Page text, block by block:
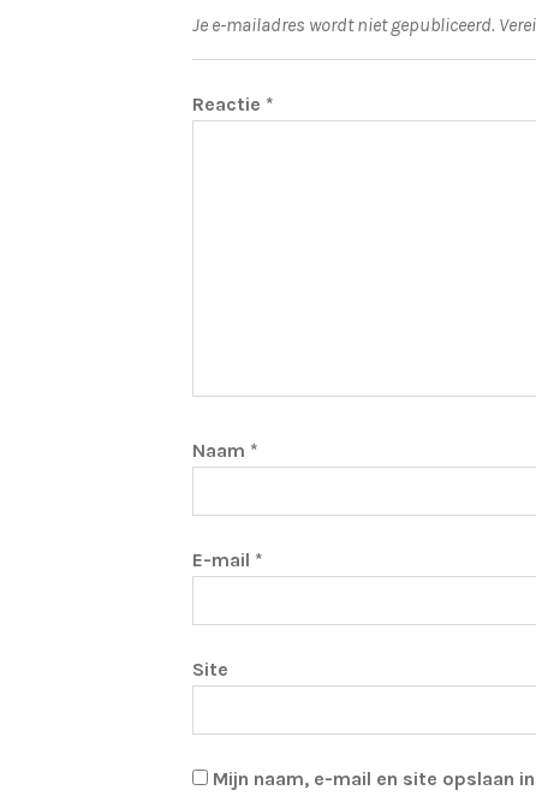
Je e-mailadres wordt niet gepubliceerd.
Reactie *
Naam *
E-mail *
Site
Mijn naam, e-mail en site opslaan